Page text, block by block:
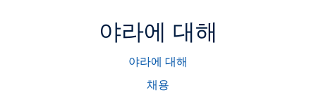
야라에 대해
야라에 대해
채용